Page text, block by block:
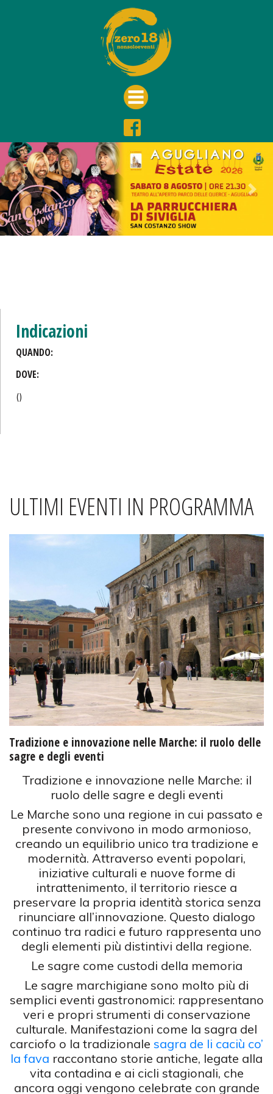
Previous Next
Indicazioni
QUANDO:
DOVE:
()
ULTIMI EVENTI IN PROGRAMMA
Tradizione e innovazione nelle Marche: il ruolo delle
sagre e degli eventi
Tradizione e innovazione nelle Marche: il
ruolo delle sagre e degli eventi
Le Marche sono una regione in cui passato e
presente convivono in modo armonioso,
creando un equilibrio unico tra tradizione e
modernità. Attraverso eventi popolari,
iniziative culturali e nuove forme di
intrattenimento, il territorio riesce a
preservare la propria identità storica senza
rinunciare all’innovazione. Questo dialogo
continuo tra radici e futuro rappresenta uno
degli elementi più distintivi della regione.
Le sagre come custodi della memoria
Le sagre marchigiane sono molto più di
semplici eventi gastronomici: rappresentano
veri e propri strumenti di conservazione
culturale. Manifestazioni come la sagra del
carciofo o la tradizionale sagra de li caciù co’
la fava raccontano storie antiche, legate alla
vita contadina e ai cicli stagionali, che
ancora oggi vengono celebrate con grande